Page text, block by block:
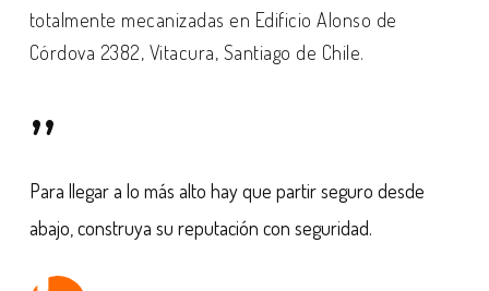
totalmente mecanizadas en Edificio Alonso de
Córdova 2382, Vitacura, Santiago de Chile.
”
Para llegar a lo más alto hay que partir seguro desde
abajo, construya su reputación con seguridad.